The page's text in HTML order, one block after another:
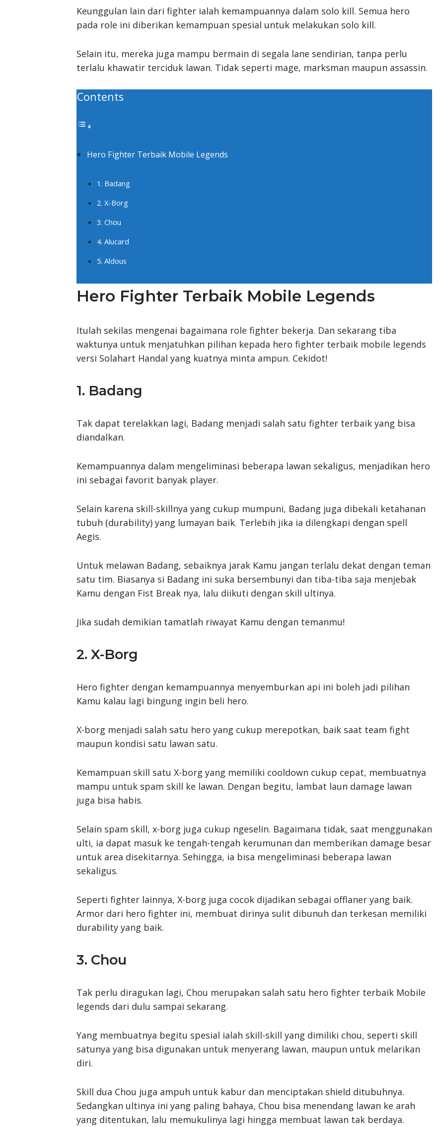
Keunggulan lain dari fighter ialah kemampuannya dalam solo kill. Semua hero
pada role ini diberikan kemampuan spesial untuk melakukan solo kill.
Selain itu, mereka juga mampu bermain di segala lane sendirian, tanpa perlu
terlalu khawatir terciduk lawan. Tidak seperti mage, marksman maupun assassin.
Contents
Hero Fighter Terbaik Mobile Legends
1. Badang
2. X-Borg
3. Chou
4. Alucard
5. Aldous
Hero Fighter Terbaik Mobile Legends
Itulah sekilas mengenai bagaimana role fighter bekerja. Dan sekarang tiba
waktunya untuk menjatuhkan pilihan kepada hero fighter terbaik mobile legends
versi Solahart Handal yang kuatnya minta ampun. Cekidot!
1. Badang
Tak dapat terelakkan lagi, Badang menjadi salah satu fighter terbaik yang bisa
diandalkan.
Kemampuannya dalam mengeliminasi beberapa lawan sekaligus, menjadikan hero
ini sebagai favorit banyak player.
Selain karena skill-skillnya yang cukup mumpuni, Badang juga dibekali ketahanan
tubuh (durability) yang lumayan baik. Terlebih jika ia dilengkapi dengan spell
Aegis.
Untuk melawan Badang, sebaiknya jarak Kamu jangan terlalu dekat dengan teman
satu tim. Biasanya si Badang ini suka bersembunyi dan tiba-tiba saja menjebak
Kamu dengan Fist Break nya, lalu diikuti dengan skill ultinya.
Jika sudah demikian tamatlah riwayat Kamu dengan temanmu!
2. X-Borg
Hero fighter dengan kemampuannya menyemburkan api ini boleh jadi pilihan
Kamu kalau lagi bingung ingin beli hero.
X-borg menjadi salah satu hero yang cukup merepotkan, baik saat team fight
maupun kondisi satu lawan satu.
Kemampuan skill satu X-borg yang memiliki cooldown cukup cepat, membuatnya
mampu untuk spam skill ke lawan. Dengan begitu, lambat laun damage lawan
juga bisa habis.
Selain spam skill, x-borg juga cukup ngeselin. Bagaimana tidak, saat menggunakan
ulti, ia dapat masuk ke tengah-tengah kerumunan dan memberikan damage besar
untuk area disekitarnya. Sehingga, ia bisa mengeliminasi beberapa lawan
sekaligus.
Seperti fighter lainnya, X-borg juga cocok dijadikan sebagai offlaner yang baik.
Armor dari hero fighter ini, membuat dirinya sulit dibunuh dan terkesan memiliki
durability yang baik.
3. Chou
Tak perlu diragukan lagi, Chou merupakan salah satu hero fighter terbaik Mobile
legends dari dulu sampai sekarang.
Yang membuatnya begitu spesial ialah skill-skill yang dimiliki chou, seperti skill
satunya yang bisa digunakan untuk menyerang lawan, maupun untuk melarikan
diri.
Skill dua Chou juga ampuh untuk kabur dan menciptakan shield ditubuhnya.
Sedangkan ultinya ini yang paling bahaya, Chou bisa menendang lawan ke arah
yang ditentukan, lalu memukulinya lagi hingga membuat lawan tak berdaya.